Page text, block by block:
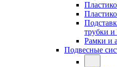
трубки и
Рамки и
Подвесные